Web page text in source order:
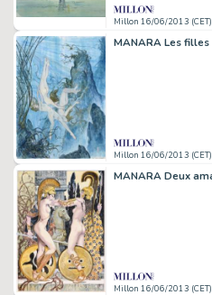
Millon 16/06/2013 (CET)
Millon 16/06/2013 (CET)
Millon 16/06/2013 (CET)